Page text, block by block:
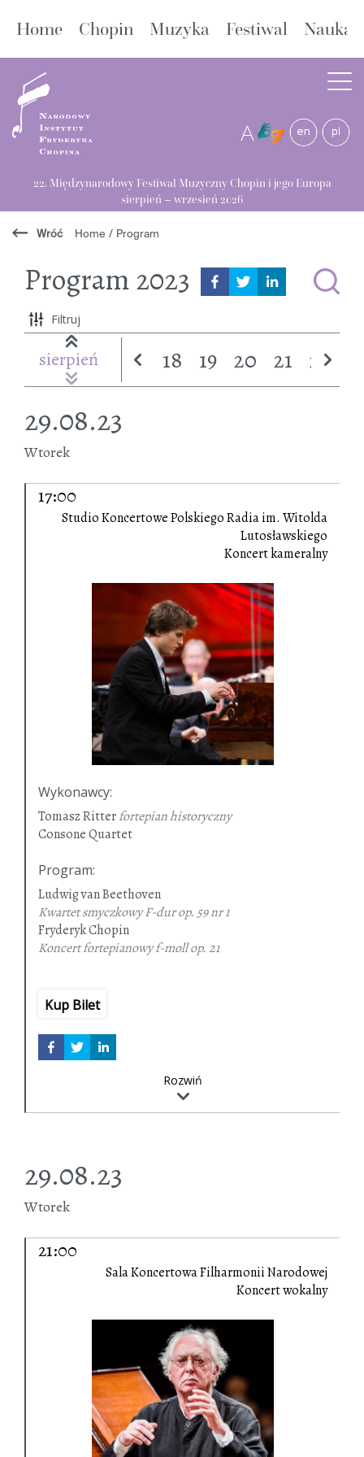
Home Chopin Muzyka Festiwal Nauka
A
22. Międzynarodowy Festiwal Muzyczny Chopin i jego Europa
sierpień – wrzesień 2026
Wróć Home / Program
Program2023
Filtruj
sierpień 18 19 20 21 22
29.08.23
Wtorek
17:00
Studio Koncertowe Polskiego Radia im. Witolda
Lutosławskiego
Koncert kameralny
Wykonawcy:
Tomasz Ritterfortepian historyczny
Consone Quartet
Program:
Ludwig van Beethoven
Kwartet smyczkowy F-dur op. 59 nr 1
Fryderyk Chopin
Koncert fortepianowy f-mollop. 21
Kup Bilet
Rozwiń
29.08.23
Wtorek
21:00
Sala Koncertowa Filharmonii Narodowej
Koncert wokalny